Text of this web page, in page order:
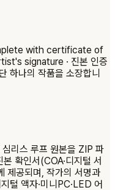
with certificate of
signature · 진본 인증
하나의 작품을 소장합니
리스 루프 원본을 ZIP 파
확인서(COA·디지털 서
제공되며, 작가의 서명과
털 액자·미니PC·LED 어